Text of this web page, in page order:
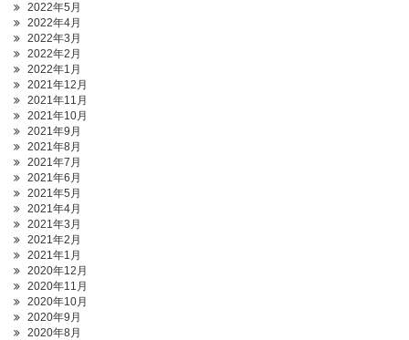
2022年5月
2022年4月
2022年3月
2022年2月
2022年1月
2021年12月
2021年11月
2021年10月
2021年9月
2021年8月
2021年7月
2021年6月
2021年5月
2021年4月
2021年3月
2021年2月
2021年1月
2020年12月
2020年11月
2020年10月
2020年9月
2020年8月